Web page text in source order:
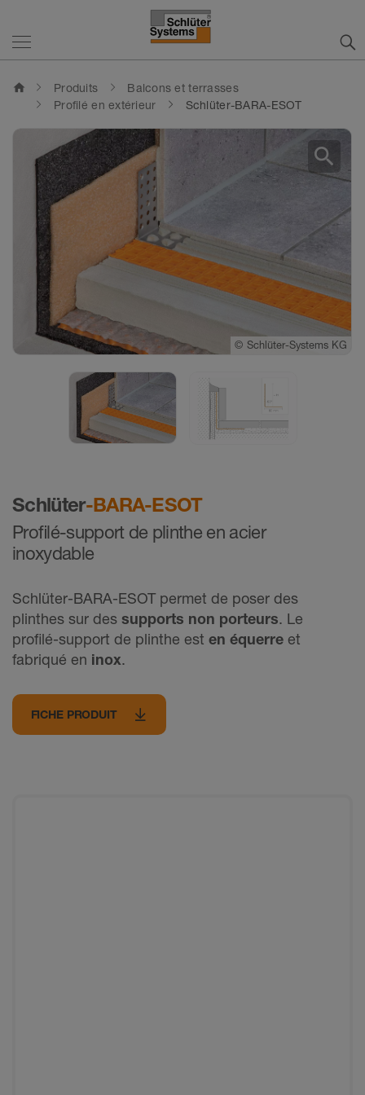
home Produits
Balcons et terrasses
Profilé en extérieur
Schlüter-BARA-ESOT
Schlüter-BARA-ESOT
Proﬁlé-support de plinthe en acier
inoxydable
Schlüter-BARA-ESOT permet de poser des
plinthes sur des supports non porteurs. Le
proﬁlé-support de plinthe est en équerre et
fabriqué en inox.
FICHE PRODUIT
© Schlüter-Systems KG
© Schlüter-Systems KG
search